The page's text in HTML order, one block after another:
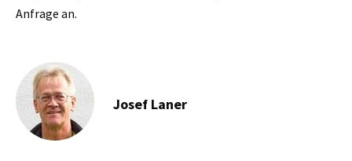
Anfrage an.
Josef Laner